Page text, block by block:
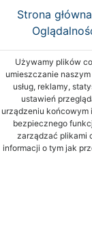
Strona główna
Używamy plików
umieszczanie
usług, reklamy,
ustawień
urządzeniu
bezpiecznego
zarządzać plikami
informacji o tym jak